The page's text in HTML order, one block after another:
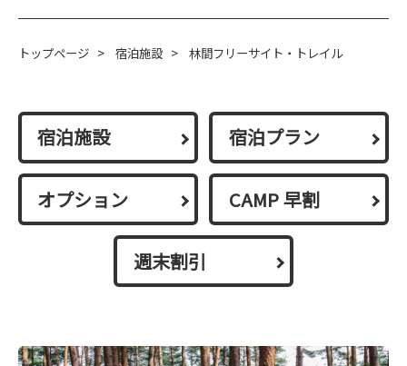
トップページ > 宿泊施設 > 林間フリーサイト・トレイル
宿泊施設 宿泊プラン
オプション CAMP 早割
週末割引